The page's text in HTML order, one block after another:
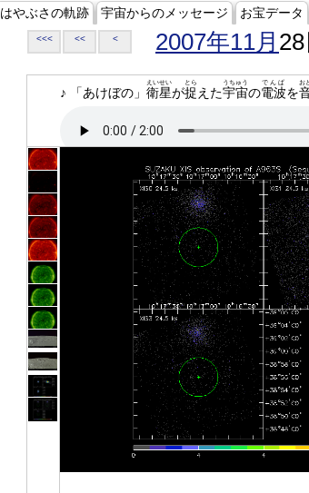
はやぶさの軌跡 宇宙からのメッセージ お宝データ
<<< << < 2007年11月 28
♪ 「あけぼの」 衛星
えいせい
が捉
とら
えた宇宙
うちゅう
の電波
でんぱ
を
お